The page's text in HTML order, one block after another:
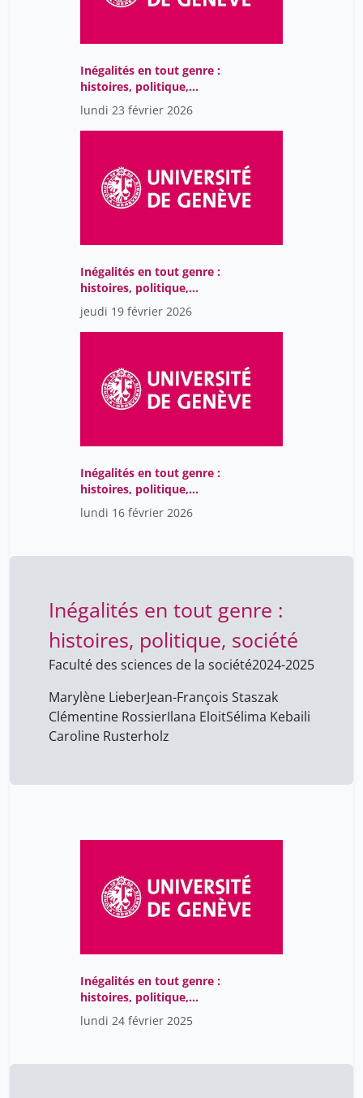
Inégalités en tout genre :
histoires, politique,
société
lundi 23 février 2026
Inégalités en tout genre :
histoires, politique,
société
jeudi 19 février 2026
Inégalités en tout genre :
histoires, politique,
société
lundi 16 février 2026
Inégalités en tout genre :
histoires, politique, société
Faculté des sciences de la société2024-2025
Marylène LieberJean-François Staszak
Clémentine RossierIlana EloitSélima Kebaili
Caroline Rusterholz
Inégalités en tout genre :
histoires, politique,
société
lundi 24 février 2025